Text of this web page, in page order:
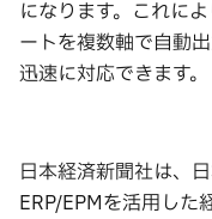
になります。これに
ートを複数軸で自動
迅速に対応できます。
日本経済新聞社は、
ERP/EPMを活用した